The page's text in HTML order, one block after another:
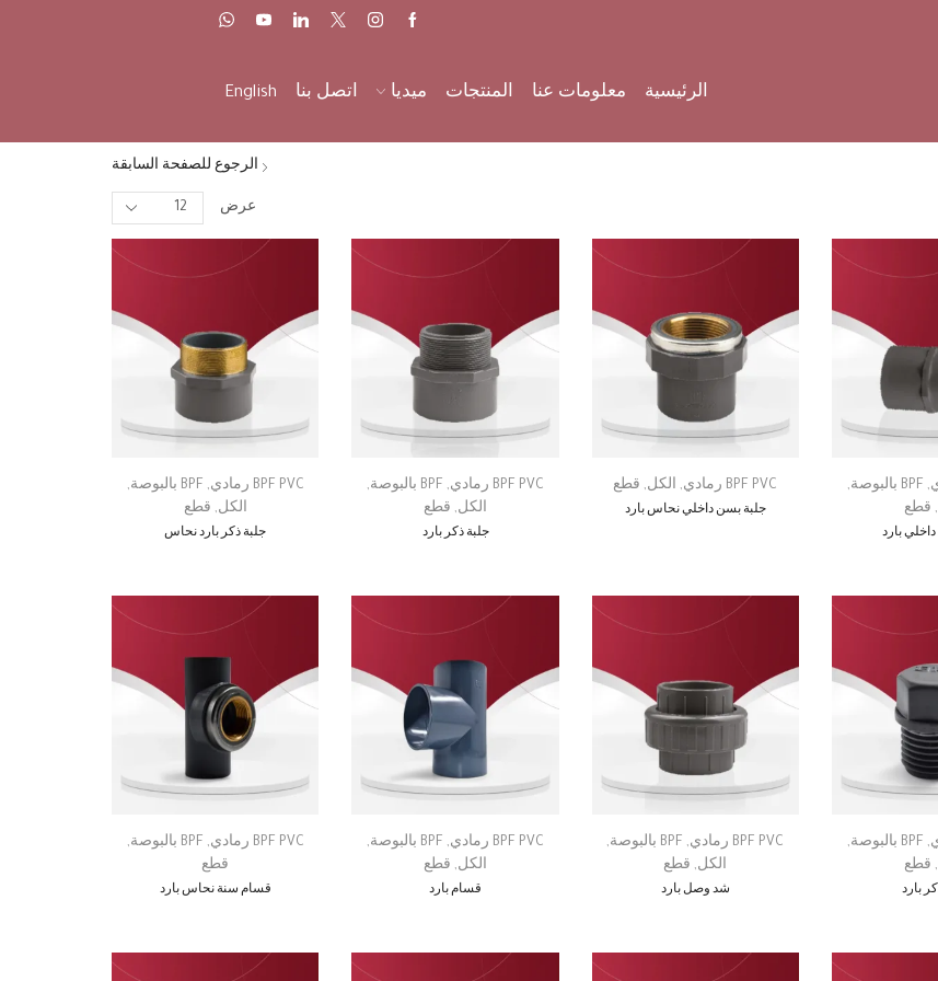
الرئيسية معلومات عنا المنتجات ميديا اتصل بنا English
الرجوع للصفحة السابقة
عرض
, BPF بالبوصة
,
, قطع
بارد
BPF PVC رمادي , الكل, قطع
جلبة بسن داخلي نحاس بارد
BPF PVC رمادي , BPF بالبوصة
,
الكل, قطع
جلبة ذكر بارد
BPF PVC رمادي , BPF بالبوصة
,
الكل, قطع
جلبة ذكر بارد نحاس
, BPF بالبوصة
,
, قطع
بارد
BPF PVC رمادي , BPF بالبوصة
,
الكل, قطع
شد وصل بارد
BPF PVC رمادي , BPF بالبوصة
,
الكل, قطع
قسام بارد
BPF PVC رمادي , BPF بالبوصة
,
قطع
قسام سنة نحاس بارد